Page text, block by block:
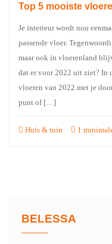
Top 5 mooiste
Je interieur wordt nou
passende vloer.
maar ook in vloerenland
dat er voor 2022 uit ziet? In
vloeren van 2022 met je
punt of […]
Huis & tuin 1
BELESSA